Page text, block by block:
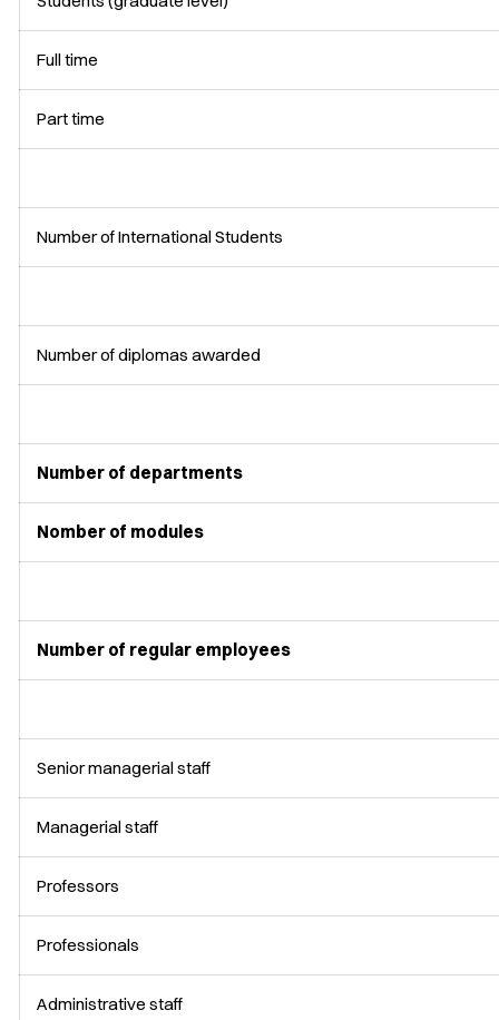
Full time
Part time
Number of International Students
Number of diplomas awarded
Number of departments
Nomber of modules
Number of regular employees
Senior managerial staff
Managerial staff
Professors
Professionals
Administrative staff